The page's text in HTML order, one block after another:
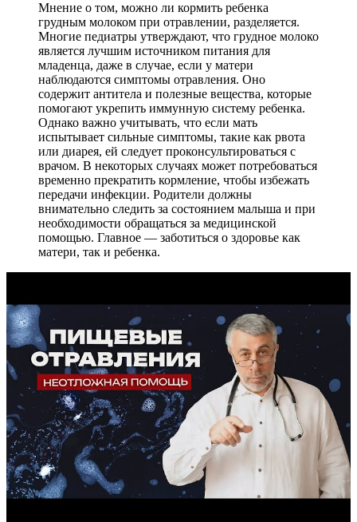
Мнение о том, можно ли кормить ребенка
грудным молоком при отравлении, разделяется.
Многие педиатры утверждают, что грудное молоко
является лучшим источником питания для
младенца, даже в случае, если у матери
наблюдаются симптомы отравления. Оно
содержит антитела и полезные вещества, которые
помогают укрепить иммунную систему ребенка.
Однако важно учитывать, что если мать
испытывает сильные симптомы, такие как рвота
или диарея, ей следует проконсультироваться с
врачом. В некоторых случаях может потребоваться
временно прекратить кормление, чтобы избежать
передачи инфекции. Родители должны
внимательно следить за состоянием малыша и при
необходимости обращаться за медицинской
помощью. Главное — заботиться о здоровье как
матери, так и ребенка.